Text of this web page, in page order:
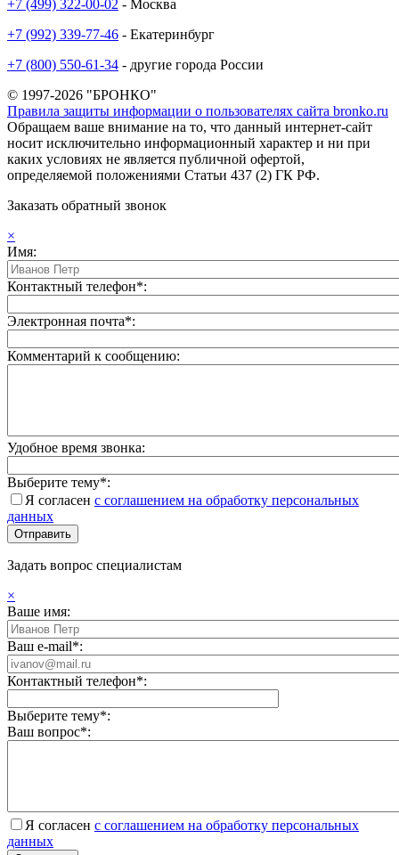
+7 (499) 322-00-02 - Москва
+7 (992) 339-77-46 - Екатеринбург
+7 (800) 550-61-34 - другие города России
© 1997-2026 "БРОНКО"
Правила защиты информации о пользователях сайта bronko.ru
Обращаем ваше внимание на то, что данный интернет-сайт
носит исключительно информационный характер и ни при
каких условиях не является публичной офертой,
определяемой положениями Статьи 437 (2) ГК РФ.
Заказать обратный звонок
×
Имя:
Контактный телефон*:
Электронная почта*:
Комментарий к сообщению:
Удобное время звонка:
Выберите тему*:
Я согласен с соглашением на обработку персональных
данных
Задать вопрос специалистам
×
Ваше имя:
Ваш e-mail*:
Контактный телефон*:
Выберите тему*:
Ваш вопрос*:
Я согласен с соглашением на обработку персональных
данных